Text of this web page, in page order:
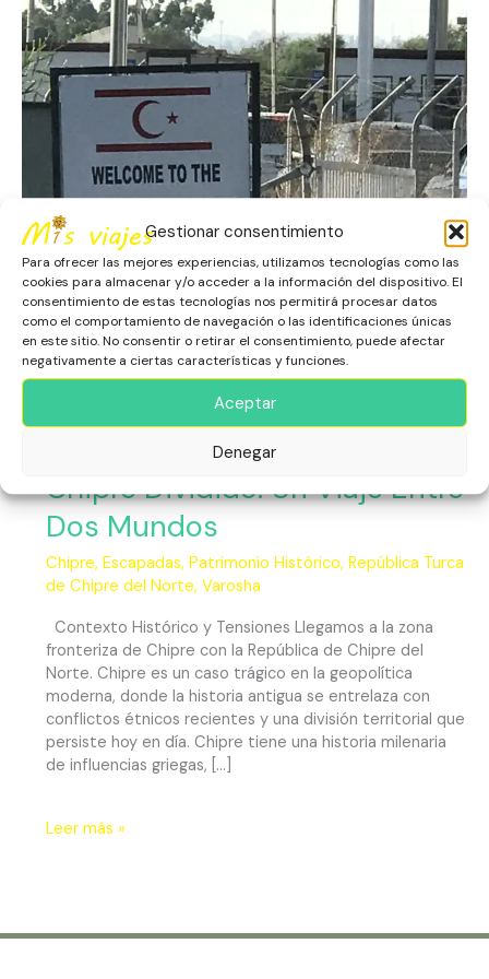
Gestionar consentimiento
Para ofrecer las mejores experiencias, utilizamos tecnologías como las
cookies para almacenar y/o acceder a la información del dispositivo. El
consentimiento de estas tecnologías nos permitirá procesar datos
como el comportamiento de navegación o las identificaciones únicas
en este sitio. No consentir o retirar el consentimiento, puede afectar
negativamente a ciertas características y funciones.
Aceptar
Denegar
Chipre Dividido: Un Viaje Entre
Dos Mundos
Chipre, Escapadas, Patrimonio Histórico, República Turca
de Chipre del Norte, Varosha
Contexto Histórico y Tensiones Llegamos a la zona
fronteriza de Chipre con la República de Chipre del
Norte. Chipre es un caso trágico en la geopolítica
moderna, donde la historia antigua se entrelaza con
conflictos étnicos recientes y una división territorial que
persiste hoy en día. Chipre tiene una historia milenaria
de influencias griegas, […]
Leer más »